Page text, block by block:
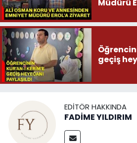
Müdürü
geçiş
EDITÖR HAKKINDA
FADİME YILDIRIM